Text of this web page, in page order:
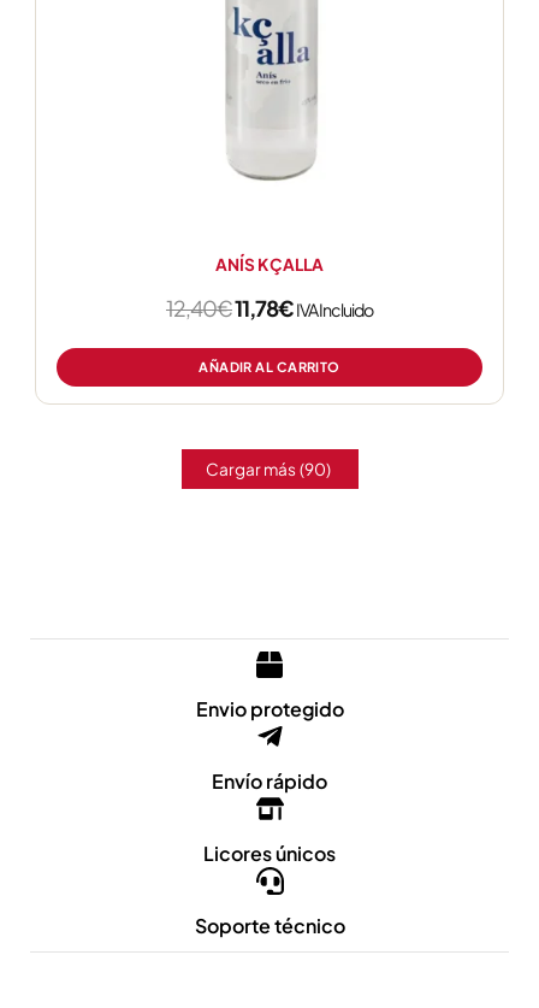
ANÍS KÇALLA
12,40€11,78€IVA Incluido
AÑADIR AL CARRITO
Cargar más (90)
Envio protegido
Envío rápido
Licores únicos
Soporte técnico